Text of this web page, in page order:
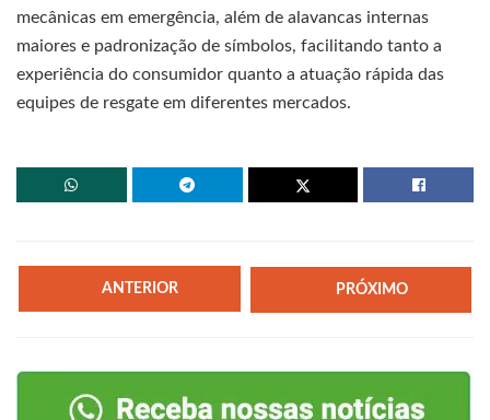
mecânicas em emergência, além de alavancas internas
maiores e padronização de símbolos, facilitando tanto a
experiência do consumidor quanto a atuação rápida das
equipes de resgate em diferentes mercados.
ANTERIOR PRÓXIMO